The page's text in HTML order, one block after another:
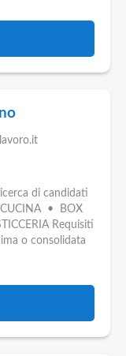
di candidati
• BOX
Requisiti
o consolidata